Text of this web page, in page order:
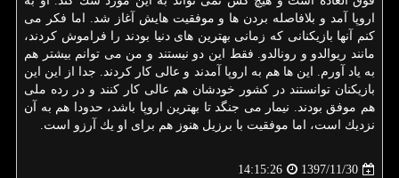
اروپا آمد و بلافاصله بردن ها و موفقیت هایش آغاز شد. اما فكر می
كنم آنها بازیكنانی كه زمانی بهترین های دنیا بودند را فراموش كردند،
مانند ریوالدو و رونالدو. فقط این دو نیستند و من می توانم بیشتر هم
به یاد آورم. این ها هم به اروپا آمدند و عالی كار كردند. جدا از این این
بازیكنان توانستند در كشور خودشان هم عالی كار كنند و در رده ملی
هم موفق بودند. نیمار می جنگد تا بهترین اروپا باشد، حدودا هم به آن
نزدیك است، اما موفقیت با برزیل هنوز هم برای او یك آرزو است.
1397/11/30
14:15:26